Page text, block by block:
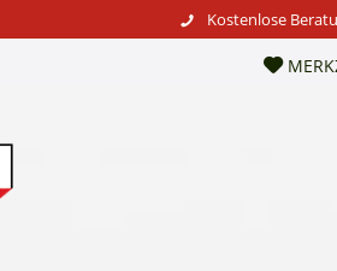
Kostenlose